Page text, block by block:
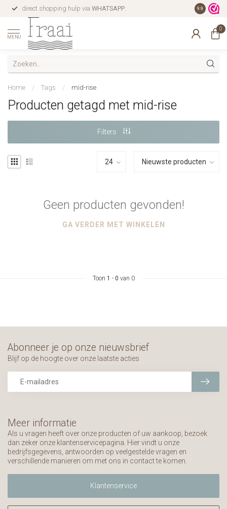
direct shopping hulp via WHATSAPP. gratis
9.9
MENU
0
Home / Tags / mid-rise
Producten getagd met mid-rise
Filters
Geen producten gevonden!
GA VERDER MET WINKELEN
Toon 1 - 0 van 0
Meer informatie
Als u vragen heeft over onze producten of uw aankoop, bezoek
dan zeker onze klantenservicepagina. Hier vindt u onze
bedrijfsgegevens, antwoorden op veelgestelde vragen en
verschillende manieren om met ons in contact te komen.
Klantenservice
Abonneer je op onze nieuwsbrief
Blijf op de hoogte over onze laatste acties